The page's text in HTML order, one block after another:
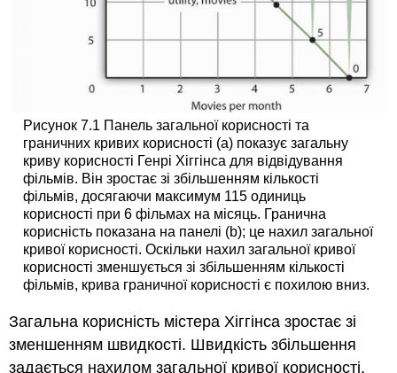
Рисунок 7.1 Панель загальної корисності та
граничних кривих корисності (а) показує загальну
криву корисності Генрі Хіггінса для відвідування
фільмів. Він зростає зі збільшенням кількості
фільмів, досягаючи максимум 115 одиниць
корисності при 6 фільмах на місяць. Гранична
корисність показана на панелі (b); це нахил загальної
кривої корисності. Оскільки нахил загальної кривої
корисності зменшується зі збільшенням кількості
фільмів, крива граничної корисності є похилою вниз.
Загальна корисність містера Хіггінса зростає зі
зменшенням швидкості. Швидкість збільшення
задається нахилом загальної кривої корисності,